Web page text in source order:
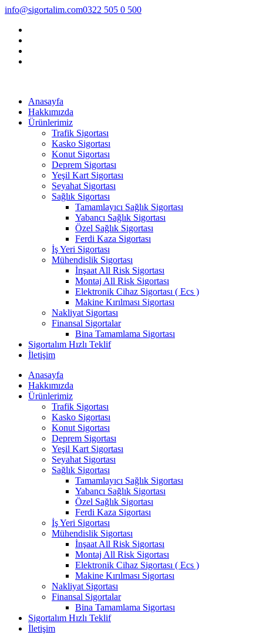
info@sigortalim.com0322 505 0 500
Anasayfa
Hakkımızda
Ürünlerimiz
Trafik Sigortası
Kasko Sigortası
Konut Sigortası
Deprem Sigortası
Yeşil Kart Sigortası
Seyahat Sigortası
Sağlık Sigortası
Tamamlayıcı Sağlık Sigortası
Yabancı Sağlık Sigortası
Özel Sağlık Sigortası
Ferdi Kaza Sigortası
İş Yeri Sigortası
Mühendislik Sigortası
İnşaat All Risk Sigortası
Montaj All Risk Sigortası
Elektronik Cihaz Sigortası ( Ecs )
Makine Kırılması Sigortası
Nakliyat Sigortası
Finansal Sigortalar
Bina Tamamlama Sigortası
Sigortalım Hızlı Teklif
İletişim
Anasayfa
Hakkımızda
Ürünlerimiz
Trafik Sigortası
Kasko Sigortası
Konut Sigortası
Deprem Sigortası
Yeşil Kart Sigortası
Seyahat Sigortası
Sağlık Sigortası
Tamamlayıcı Sağlık Sigortası
Yabancı Sağlık Sigortası
Özel Sağlık Sigortası
Ferdi Kaza Sigortası
İş Yeri Sigortası
Mühendislik Sigortası
İnşaat All Risk Sigortası
Montaj All Risk Sigortası
Elektronik Cihaz Sigortası ( Ecs )
Makine Kırılması Sigortası
Nakliyat Sigortası
Finansal Sigortalar
Bina Tamamlama Sigortası
Sigortalım Hızlı Teklif
İletişim